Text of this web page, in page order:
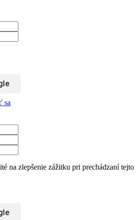
sa
na zlepšenie zážitku pri prechádzaní